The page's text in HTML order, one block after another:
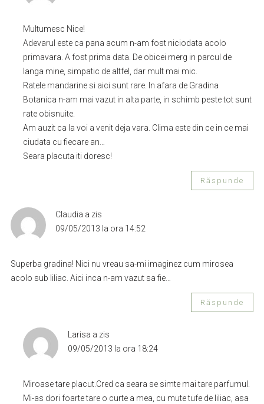
Multumesc Nice!
Adevarul este ca pana acum n-am fost niciodata acolo
primavara. A fost prima data. De obicei merg in parcul de
langa mine, simpatic de altfel, dar mult mai mic.
Ratele mandarine si aici sunt rare. In afara de Gradina
Botanica n-am mai vazut in alta parte, in schimb peste tot sunt
rate obisnuite.
Am auzit ca la voi a venit deja vara. Clima este din ce in ce mai
ciudata cu fiecare an…
Seara placuta iti doresc!
Răspunde
Claudia a zis
09/05/2013 la ora 14:52
Superba gradina! Nici nu vreau sa-mi imaginez cum mirosea
acolo sub liliac. Aici inca n-am vazut sa fie…
Răspunde
Larisa a zis
09/05/2013 la ora 18:24
Miroase tare placut.Cred ca seara se simte mai tare parfumul.
Mi-as dori foarte tare o curte a mea, cu mute tufe de liliac, asa